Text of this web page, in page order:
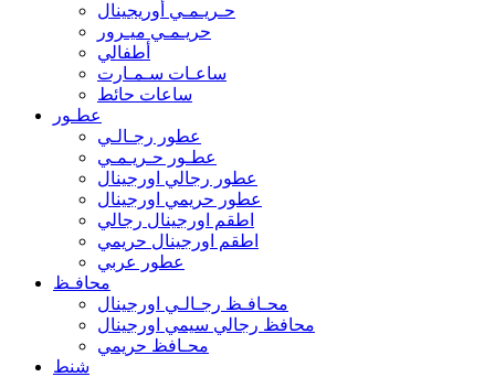
حـريـمـي أوريجينال
حريـمـي ميـرور
أطفالي
ساعـات سـمـارت
ساعات حائط
عطـور
عطور رجـالـي
عطـور حـريـمـي
عطور رجالي اورجينال
عطور حريمي اورجينال
اطقم اورجينال رجالي
اطقم اورجينال حريمي
عطور عربي
محافـظ
محـافـظ رجـالـي اورجينال
محافظ رجالي سيمي اورجينال
محـافظ حريمي
شنط